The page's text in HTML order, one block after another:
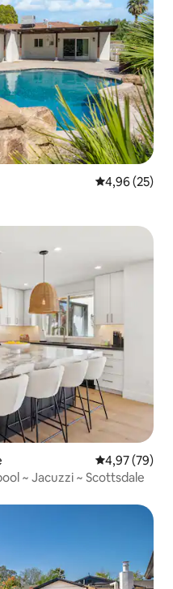
4,96 av 5 i
4,96 (25)
4,97 av 5 i
4,97 (79)
~ Jacuzzi ~ Scottsdale